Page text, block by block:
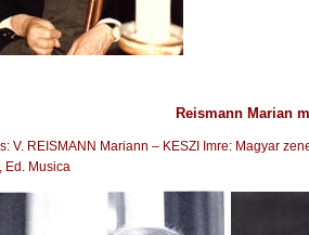
Reismann Marian
V. REISMANN Mariann – KESZI Imre: Magyar
Ed. Musica